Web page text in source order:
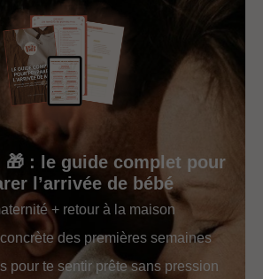
🎁 : le guide complet pour
l’arrivée de bébé
+ retour à la maison
des premières semaines
pour te sentir prête sans pression